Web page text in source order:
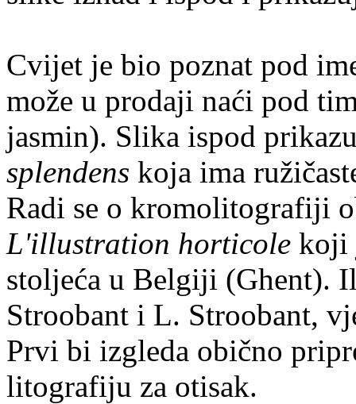
Cvijet je bio poznat pod
može u prodaji naći pod
jasmin). Slika ispod
splendens koja ima
Radi se o kromolitografiji
L'illustration horticole koji
stoljeća u Belgiji (Ghent).
Stroobant i L. Stroobant,
Prvi bi izgleda obično
litografiju za otisak.